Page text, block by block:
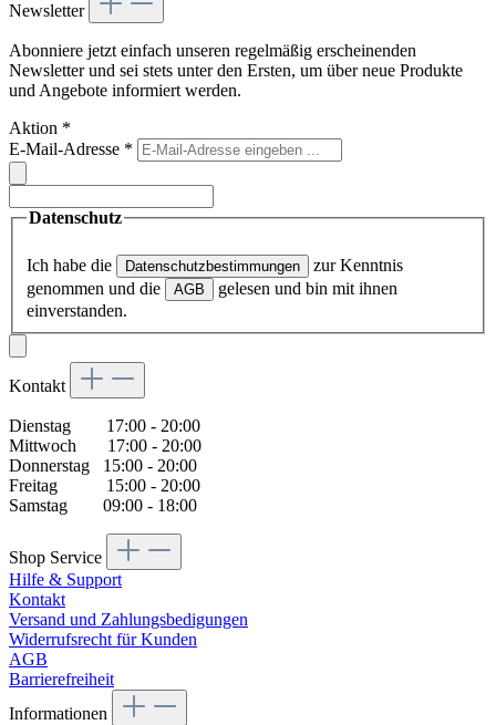
Newsletter
Abonniere jetzt einfach unseren regelmäßig erscheinenden
Newsletter und sei stets unter den Ersten, um über neue Produkte
und Angebote informiert werden.
Aktion *
E-Mail-Adresse *
Datenschutz
Ich habe die Datenschutzbestimmungen
zur Kenntnis
genommen und die
AGB
gelesen und bin mit ihnen
einverstanden.
Kontakt
Dienstag 17:00 - 20:00
Mittwoch 17:00 - 20:00
Donnerstag 15:00 - 20:00
Freitag 15:00 - 20:00
Samstag 09:00 - 18:00
Shop Service
Hilfe & Support
Kontakt
Versand und Zahlungsbedigungen
Widerrufsrecht für Kunden
AGB
Barrierefreiheit
Informationen